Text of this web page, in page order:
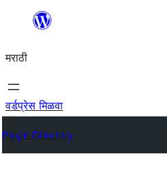
सामुग्रीवर
मराठी
वर्डप्रेस मिळवा
Plugin Directory